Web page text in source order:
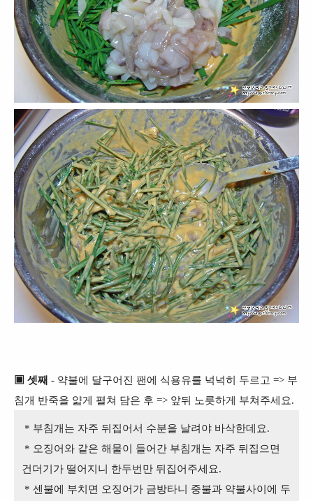
▣ 셋째 - 약불에 달구어진 팬에 식용유를 넉넉히 두르고 => 부
침개 반죽을 얇게 펼쳐 담은 후 => 앞뒤 노릇하게 부쳐주세요.
* 부침개는 자주 뒤집어서 수분을 날려야 바삭한데요.
* 오징어와 같은 해물이 들어간 부침개는 자주 뒤집으면
건더기가 떨어지니 한두번만 뒤집어주세요.
* 센불에 부치면 오징어가 금방타니 중불과 약불사이에 두